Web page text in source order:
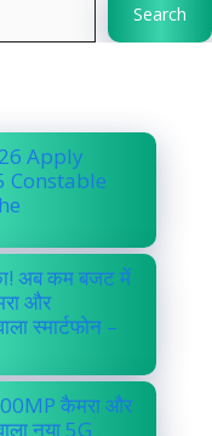
Search
Apply
Constable
अब कम बजट में
और
स्मार्टफोन –
कैमरा और
नया 5G